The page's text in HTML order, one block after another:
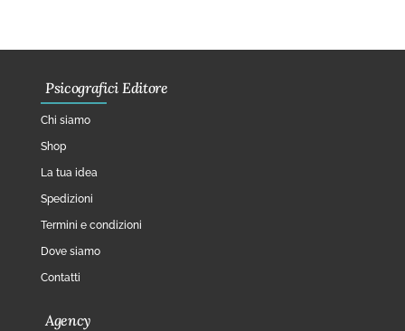
Psicografici Editore
Chi siamo
Shop
La tua idea
Spedizioni
Termini e condizioni
Dove siamo
Contatti
Agency